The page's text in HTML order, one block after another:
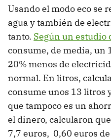
Usando el modo eco se
agua y también de
tanto. Según un estudio
consume, de media, un
20% menos de
normal. En litros,
consume unos 13 litros
que tampoco es un
el dinero, calcularon
7,7 euros, 0,60 euros